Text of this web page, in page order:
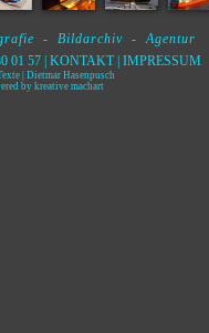
- Bildarchiv - Agentur
01 57 | KONTAKT| IMPRESSUM
| Dietmar Hasenpusch
bykreative machart